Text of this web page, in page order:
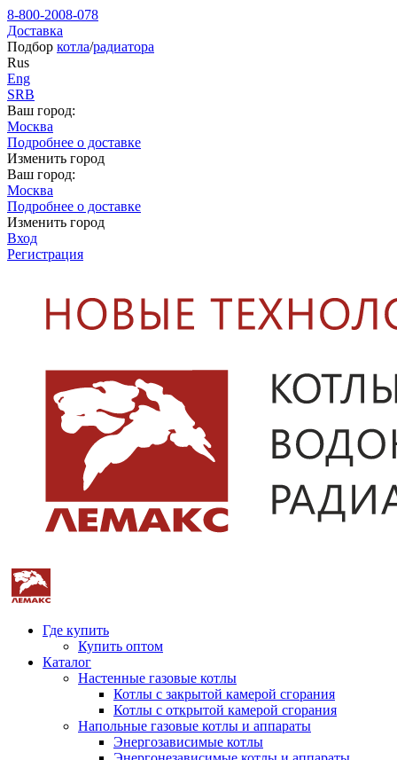
8-800-2008-078
Доставка
Подбор котла/радиатора
Rus
Eng
SRB
Ваш город:
Москва
Подробнее о доставке
Изменить город
Ваш город:
Москва
Подробнее о доставке
Изменить город
Вход
Регистрация
Где купить
Купить оптом
Каталог
Настенные газовые котлы
Котлы с закрытой камерой сгорания
Котлы с открытой камерой сгорания
Напольные газовые котлы и аппараты
Энергозависимые котлы